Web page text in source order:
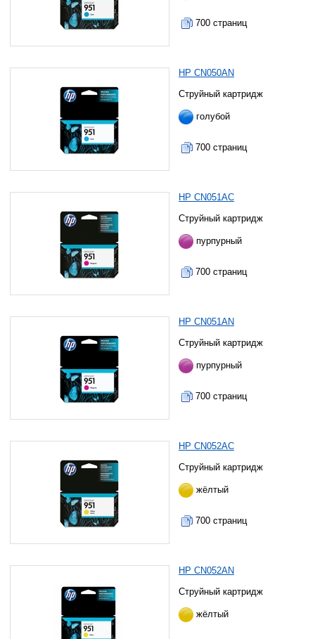
700 страниц
HP CN050AN
Струйный картридж
голубой
700 страниц
HP CN051AC
Струйный картридж
пурпурный
700 страниц
HP CN051AN
Струйный картридж
пурпурный
700 страниц
HP CN052AC
Струйный картридж
жёлтый
700 страниц
HP CN052AN
Струйный картридж
жёлтый